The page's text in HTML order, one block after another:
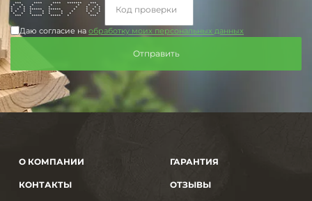
*** **** **** ******* ***
* * * * * * *
* * * * * * * * *
* * * ****** ****** * * * *
* * * * * * * * * * *
* * * * * * * * *
*** ***** ***** * ***
Даю согласие на обработку моих персональных данных
О КОМПАНИИ
КОНТАКТЫ
ГАРАНТИЯ
ОТЗЫВЫ